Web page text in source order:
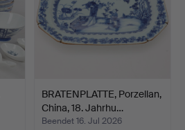
BRATENPLATTE, Porzellan,
China, 18. Jahrhu…
Beendet 16. Jul 2026